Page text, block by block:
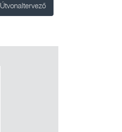
Útvonaltervező